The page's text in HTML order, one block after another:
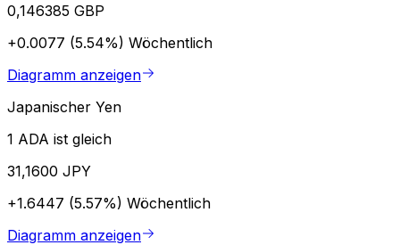
0,146385 GBP
+0.0077 (5.54%) Wöchentlich
Diagramm anzeigen
Japanischer Yen
1 ADA ist gleich
31,1600 JPY
+1.6447 (5.57%) Wöchentlich
Diagramm anzeigen